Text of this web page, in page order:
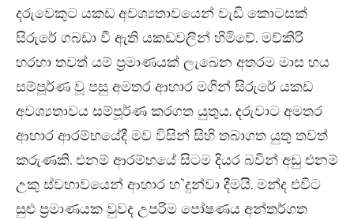
දරුවෙකුට යකඩ අවශ්‍යතාවයෙන් වැඩි කොටසක්
සිරුරේ ගබඩා වී ඇති යකඩවලින් හිමිවේ. මව්කිරි
හරහා තවත් යම් ප‍්‍රමාණයක් ලැබෙන අතරම මාස හය
සම්පූර්ණ වූ පසු අමතර ආහාර මගින් සිරුරේ යකඩ
අවශ්‍යතාවය සම්පූර්ණ කරගත යුතුය. දරුවාට අමතර
ආහාර ආරම්භයේදී මව විසින් සිහි තබාගත යුතු තවත්
කරුණකි. එනම් ආරම්භයේ සිටම දියර බවින් අඩු එනම්
උකු ස්වභාවයෙන් ආහාර හ`දුන්වා දීමයි. මන්ද එවිට
සුළු ප‍්‍රමාණයක වුවද උපරිම පෝෂණය අන්තර්ගත